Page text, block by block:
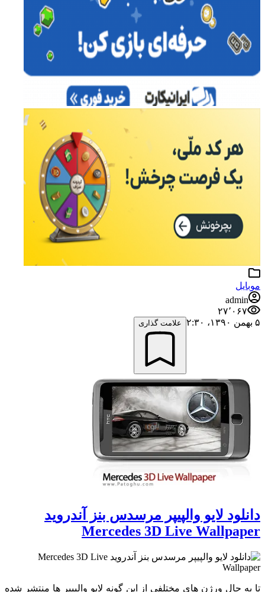
موبایل
admin
۲۷٬۰۶۷
۵ بهمن ۱۳۹۰،‏ ۲:۳۰
علامت گذاری
دانلود لایو والپیپر مرسدس بنز آندروید
Mercedes 3D Live Wallpaper
تا به حال ورژن های مختلفی از این گونه لایو والپیپر ها منتشر شده